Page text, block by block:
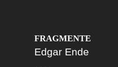
FRAGMENTE
Edgar Ende